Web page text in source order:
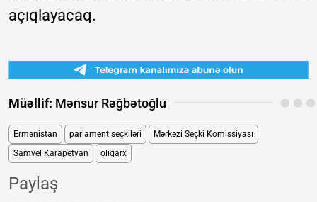
açıqlayacaq.
Müəllif: Mənsur Rəğbətoğlu
Ermənistan parlament seçkiləri
Mərkəzi Seçki Komissiyası
Samvel Karapetyan
oliqarx
Paylaş